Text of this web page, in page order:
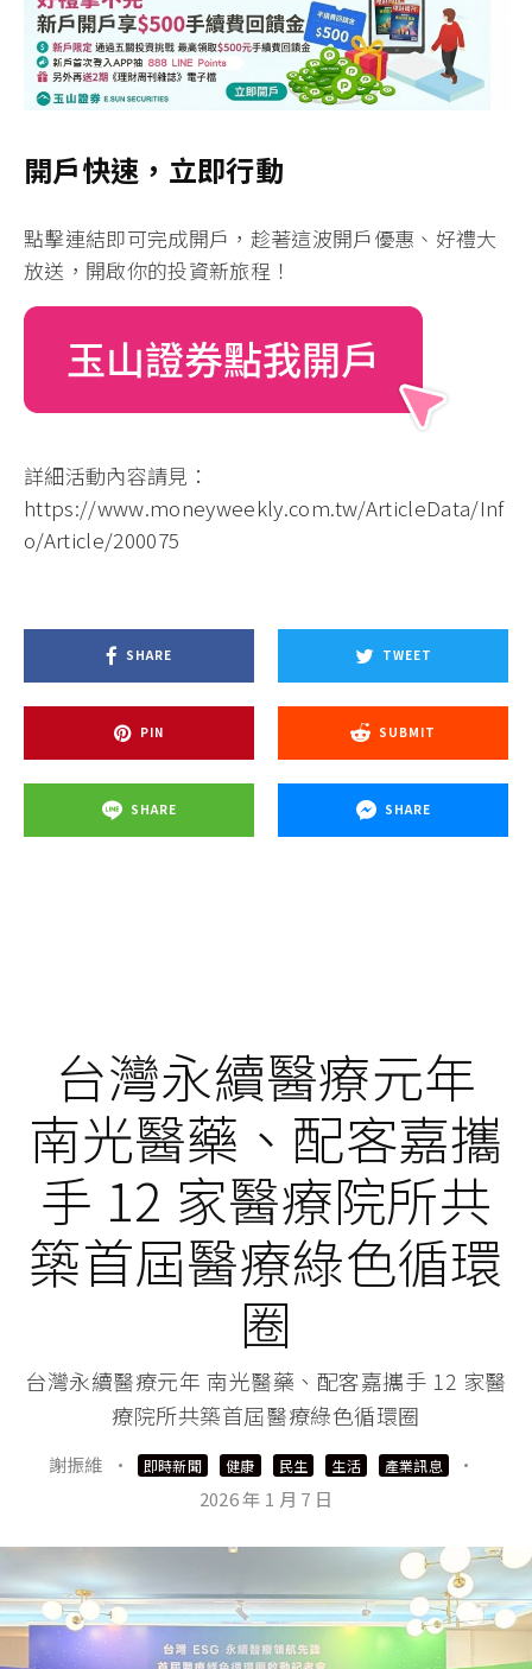
開戶快速，立即行動
點擊連結即可完成開戶 ，趁著這波開戶優惠、好禮大
放送，開啟你的投資新旅程！
詳細活動內容請見：
https://www.moneyweekly.com.tw/ArticleData/Inf
o/Article/200075
SHARE TWEET
PIN SUBMIT
SHARE SHARE
台灣永續醫療元年
南光醫藥、配客嘉攜
手 12 家醫療院所共
築首屆醫療綠色循環
圈
台灣永續醫療元年 南光醫藥、配客嘉攜手 12 家醫
療院所共築首屆醫療綠色循環圈
謝振維 · 即時新聞 健康 民生 生活 產業訊息
·
2026 年 1 月 7 日